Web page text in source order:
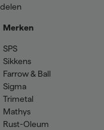
Merken
SPS
Sikkens
Farrow & Ball
Sigma
Trimetal
Mathys
Rust-Oleum